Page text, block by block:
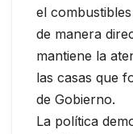
el
de manera
mantiene la
las casas que
de Gobierno.
La política